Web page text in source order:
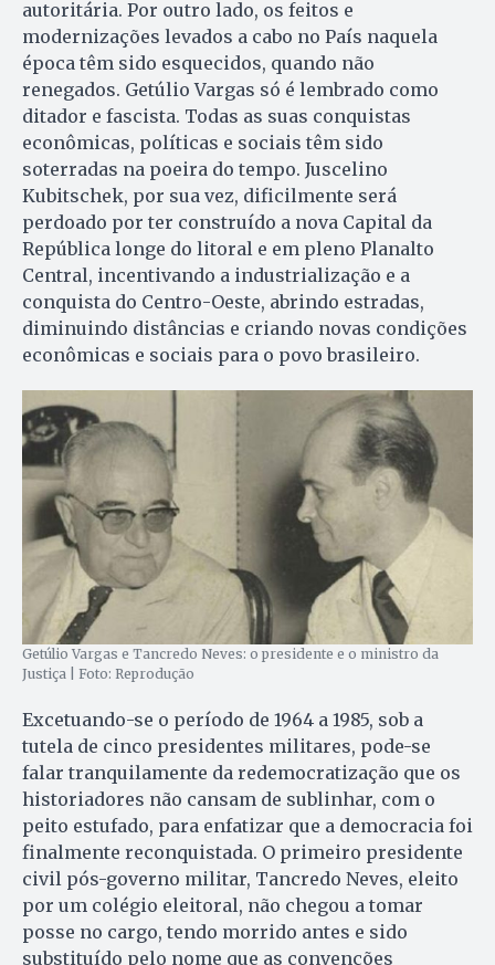
autoritária. Por outro lado, os feitos e
modernizações levados a cabo no País naquela
época têm sido esquecidos, quando não
renegados. Getúlio Vargas só é lembrado como
ditador e fascista. Todas as suas conquistas
econômicas, políticas e sociais têm sido
soterradas na poeira do tempo. Juscelino
Kubitschek, por sua vez, dificilmente será
perdoado por ter construído a nova Capital da
República longe do litoral e em pleno Planalto
Central, incentivando a industrialização e a
conquista do Centro-Oeste, abrindo estradas,
diminuindo distâncias e criando novas condições
econômicas e sociais para o povo brasileiro.
Getúlio Vargas e Tancredo Neves: o presidente e o ministro da
Justiça | Foto: Reprodução
Excetuando-se o período de 1964 a 1985, sob a
tutela de cinco presidentes militares, pode-se
falar tranquilamente da redemocratização que os
historiadores não cansam de sublinhar, com o
peito estufado, para enfatizar que a democracia foi
finalmente reconquistada. O primeiro presidente
civil pós-governo militar, Tancredo Neves, eleito
por um colégio eleitoral, não chegou a tomar
posse no cargo, tendo morrido antes e sido
substituído pelo nome que as convenções